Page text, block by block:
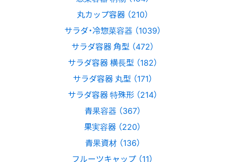
丸カップ容器 （210）
サラダ・冷惣菜容器 （1039）
サラダ容器 角型 （472）
サラダ容器 横長型 （182）
サラダ容器 丸型 （171）
サラダ容器 特殊形 （214）
青果容器 （367）
果実容器 （220）
青果資材 （136）
フルーツキャップ （11）